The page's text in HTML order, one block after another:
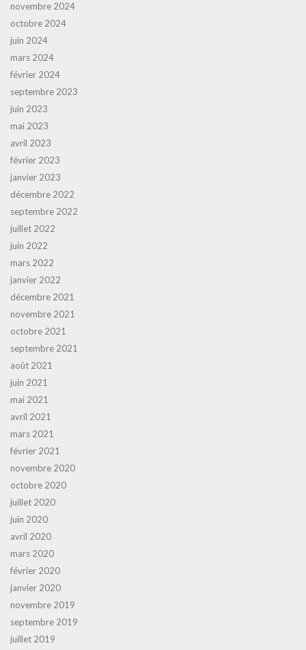
novembre 2024
octobre 2024
juin 2024
mars 2024
février 2024
septembre 2023
juin 2023
mai 2023
avril 2023
février 2023
janvier 2023
décembre 2022
septembre 2022
juillet 2022
juin 2022
mars 2022
janvier 2022
décembre 2021
novembre 2021
octobre 2021
septembre 2021
août 2021
juin 2021
mai 2021
avril 2021
mars 2021
février 2021
novembre 2020
octobre 2020
juillet 2020
juin 2020
avril 2020
mars 2020
février 2020
janvier 2020
novembre 2019
septembre 2019
juillet 2019